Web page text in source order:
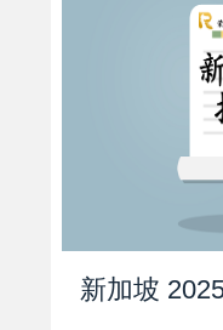
新加坡